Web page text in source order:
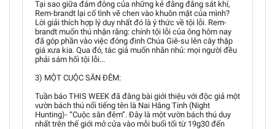
Tại sao giữa đám đông của những kẻ đằng đằng sát khí,
Rem-brandt lại cố tình vẽ chen vào khuôn mặt của mình?
Lời giải thích hợp lý duy nhất đó là ý thức về tội lỗi. Rem-
brandt muốn thú nhận rằng: chính tội lỗi của ông hôm nay
đã góp phần vào việc đóng đinh Chúa Giê-su lên cây thập
giá xưa kia. Qua đó, tác giả muốn nhắn nhủ: mọi người đều
phải sám hối tội lỗi...
3) MỘT CUỘC SĂN ĐÊM:
Tuần báo THIS WEEK đã đăng bài giới thiệu với độc giả một
vườn bách thú nổi tiếng tên là Nai Hăng Tinh (Night
Hunting)- “Cuộc săn đêm”. Đây là một vườn bách thú duy
nhất trên thế giới mở cửa vào mỗi buổi tối từ 19g30 đến